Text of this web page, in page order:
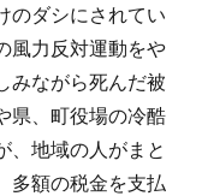
のダシにされてい
風力反対運動をや
みながら死んだ被
県、町役場の冷酷
、地域の人がまと
多額の税金を支払